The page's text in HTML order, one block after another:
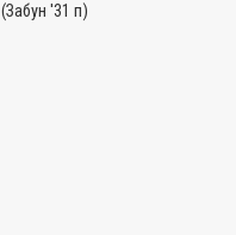
(Забун '31 п)